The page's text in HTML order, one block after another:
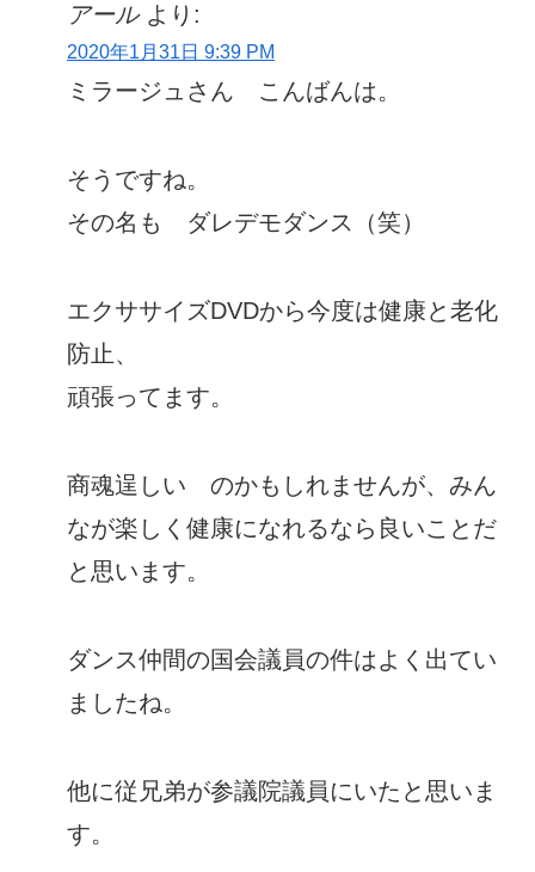
アール より:
2020年1月31日 9:39 PM
ミラージュさん こんばんは。
そうですね。
その名も ダレデモダンス（笑）
エクササイズDVDから今度は健康と老化
防止、
頑張ってます。
商魂逞しい のかもしれませんが、みん
なが楽しく健康になれるなら良いことだ
と思います。
ダンス仲間の国会議員の件はよく出てい
ましたね。
他に従兄弟が参議院議員にいたと思いま
す。